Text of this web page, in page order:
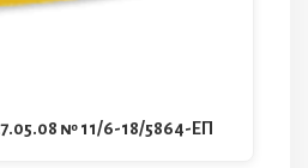
№ 11/6-18/5864-ЕП